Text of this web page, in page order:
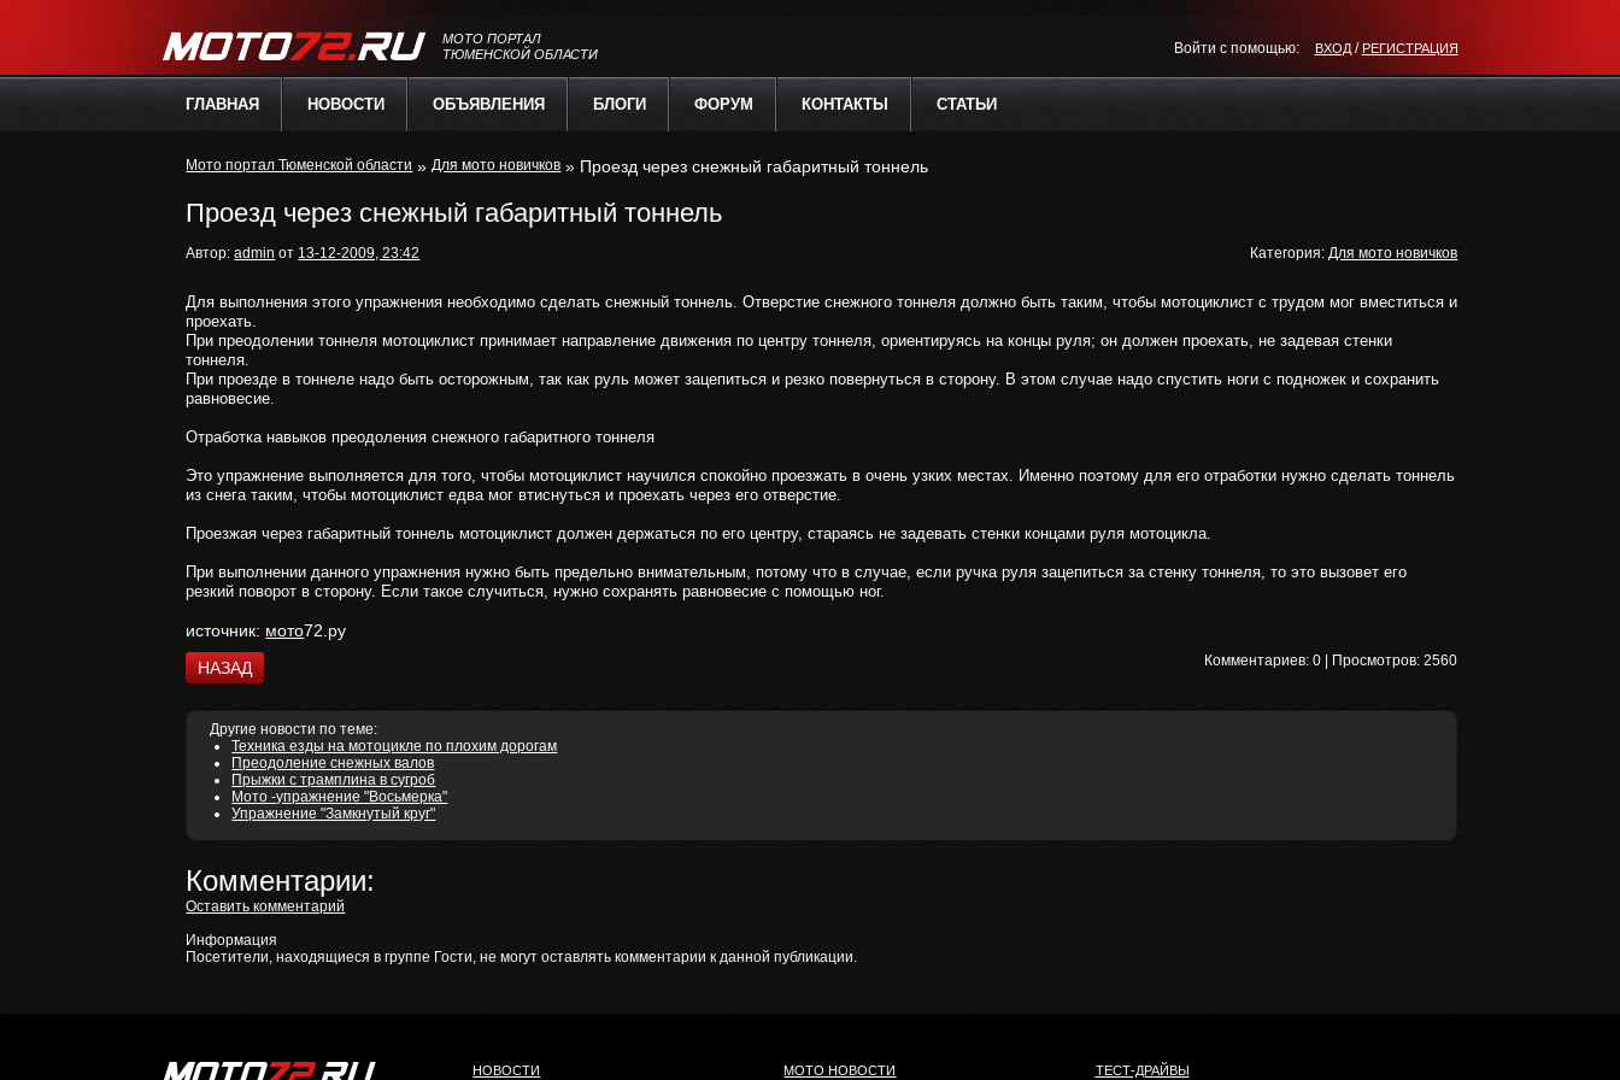
МОТО ПОРТАЛ
ТЮМЕНСКОЙ ОБЛАСТИ
Войти с помощью: ВХОД/ РЕГИСТРАЦИЯ
ГЛАВНАЯ НОВОСТИ ОБЪЯВЛЕНИЯ БЛОГИ ФОРУМ КОНТАКТЫ СТАТЬИ
Мото портал Тюменской области »Для мото новичков » Проезд через снежный габаритный тоннель
Проезд через снежный габаритный тоннель
Автор:admin от 13-12-2009, 23:42 Категория:Для мото новичков
Для выполнения этого упражнения необходимо сделать снежный тоннель. Отверстие снежного тоннеля должно быть таким, чтобы мотоциклист с трудом мог вместиться и
проехать.
При преодолении тоннеля мотоциклист принимает направление движения по центру тоннеля, ориентируясь на концы руля; он должен проехать, не задевая стенки
тоннеля.
При проезде в тоннеле надо быть осторожным, так как руль может зацепиться и резко повернуться в сторону. В этом случае надо спустить ноги с подножек и сохранить
равновесие.
Отработка навыков преодоления снежного габаритного тоннеля
Это упражнение выполняется для того, чтобы мотоциклист научился спокойно проезжать в очень узких местах. Именно поэтому для его отработки нужно сделать тоннель
из снега таким, чтобы мотоциклист едва мог втиснуться и проехать через его отверстие.
Проезжая через габаритный тоннель мотоциклист должен держаться по его центру, стараясь не задевать стенки концами руля мотоцикла.
При выполнении данного упражнения нужно быть предельно внимательным, потому что в случае, если ручка руля зацепиться за стенку тоннеля, то это вызовет его
резкий поворот в сторону. Если такое случиться, нужно сохранять равновесие с помощью ног.
источник: мото72.ру
НАЗАД
Комментариев:0 | Просмотров:2560
Другие новости по теме:
Техника езды на мотоцикле по плохим дорогам
Преодоление снежных валов
Прыжки с трамплина в сугроб
Мото -упражнение "Восьмерка"
Упражнение "Замкнутый круг"
Комментарии:
Оставить комментарий
Информация
Посетители, находящиеся в группе Гости, не могут оставлять комментарии к данной публикации.
НОВОСТИ МОТО НОВОСТИ ТЕСТ-ДРАЙВЫ